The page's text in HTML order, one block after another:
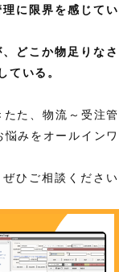
に限界を感じてい
どこか物足りなさ
いる。
た、物流～受注管
みをオールインワ
ひご相談ください